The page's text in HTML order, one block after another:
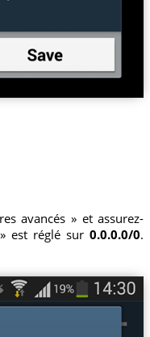
avancés » et assurez-
est réglé sur0.0.0.0/0.